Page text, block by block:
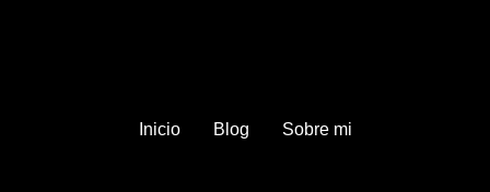
Inicio Blog Sobre mi